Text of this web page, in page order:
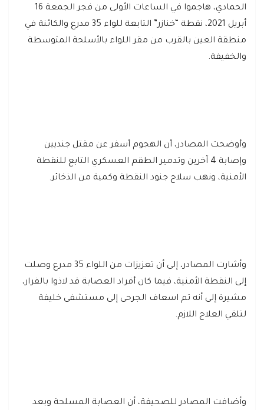
الحمادي، هاجموا في الساعات الأولى من فجر الجمعة 16
أبريل 2021، نقطة “خنازر” التابعة للواء 35 مدرع والكائنة في
منطقة العين بالقرب من مقر اللواء بالأسلحة المتوسطة
والخفيفة.
وأوضحت المصادر، أن الهجوم أسفر عن مقتل جنديين
وإصابة 4 آخرين وتدمير الطقم العسكري التابع للنقطة
الأمنية، ونهب سلاح جنود النقطة وكمية من الذخائر.
وأشارت المصادر، إلى أن تعزيزات من اللواء 35 مدرع وصلت
إلى النقطة الأمنية، فيما كان أفراد العصابة قد لاذوا بالفرار،
مشيرة إلى أنه تم اسعاف الجرحى إلى مستشفى خليفة
لتلقي العلاج اللازم.
وأضافت المصادر للصحيفة، أن العصابة المسلحة وبعد